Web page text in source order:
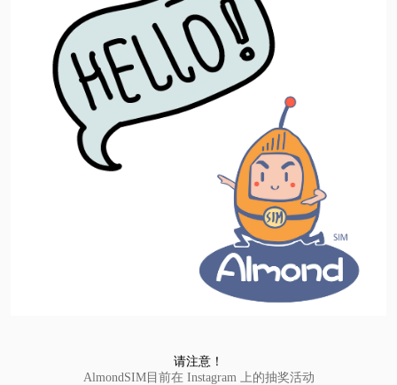
请注意！
AlmondSIM目前在 Instagram 上的抽奖活动